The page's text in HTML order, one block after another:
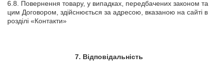
6.8. Повернення товару, у випадках, передбачених законом та
цим Договором, здійснюється за адресою, вказаною на сайті в
розділі «Контакти»
7. Відповідальність